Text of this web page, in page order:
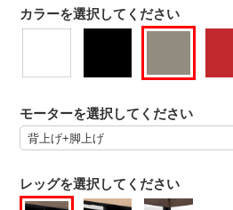
カラーを選択してください
モーターを選択してください
レッグを選択してください